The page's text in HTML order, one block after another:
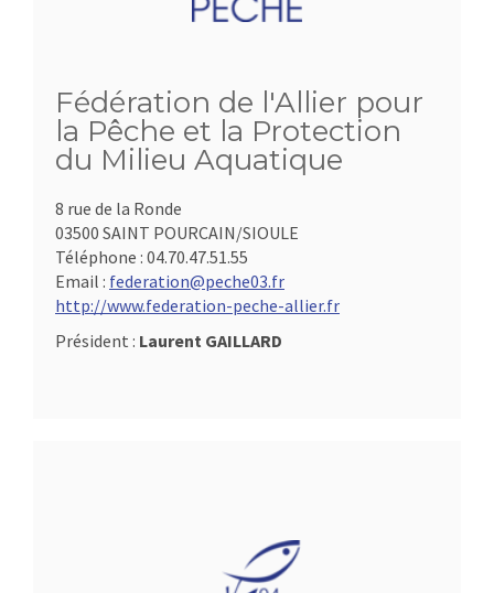
Fédération de l'Allier pour
la Pêche et la Protection
du Milieu Aquatique
8 rue de la Ronde
03500 SAINT POURCAIN/SIOULE
Téléphone : 04.70.47.51.55
Email : federation@peche03.fr
http://www.federation-peche-allier.fr
Président : Laurent GAILLARD